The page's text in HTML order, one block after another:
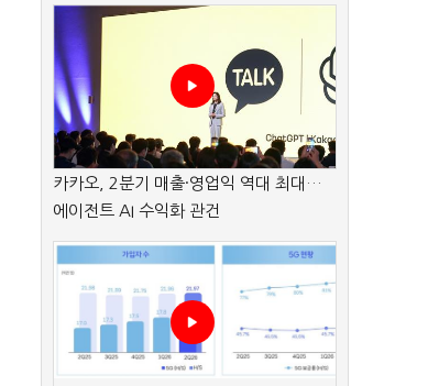
카카오, 2분기 매출·영업익 역대 최대…
에이전트 AI 수익화 관건